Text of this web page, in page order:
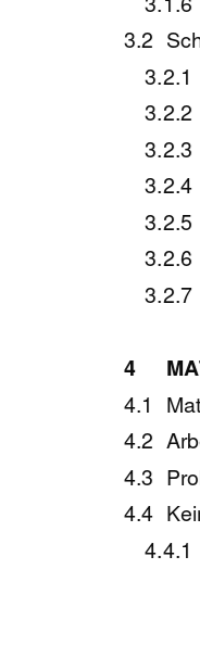
3.1.6
3.2
3.2.1
3.2.2
3.2.3
3.2.4
3.2.5
3.2.6
3.2.7
4
4.1
4.2
4.3
4.4
4.4.1